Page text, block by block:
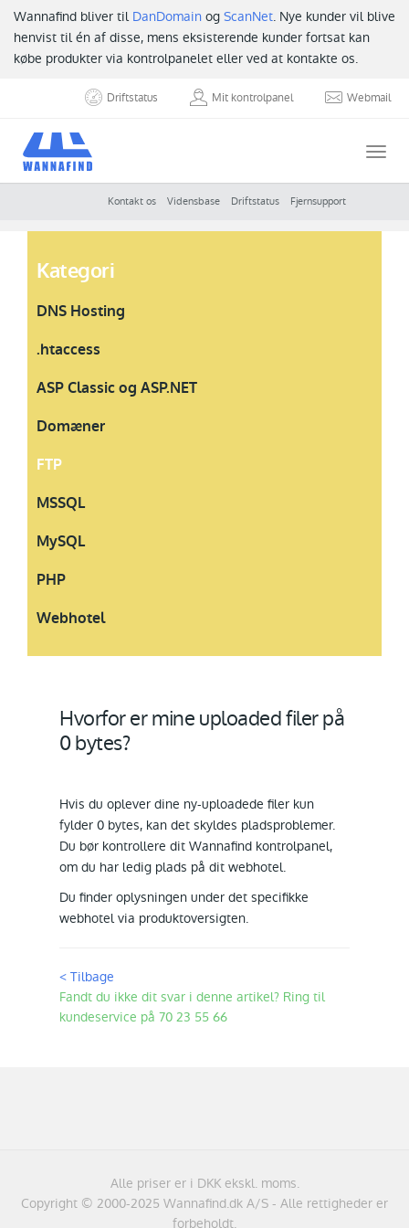
Wannafind bliver til DanDomain og ScanNet. Nye kunder vil blive
henvist til én af disse, mens eksisterende kunder fortsat kan
købe produkter via kontrolpanelet eller ved at kontakte os.
Driftstatus Mit kontrolpanel Webmail
Kontakt os Vidensbase Driftstatus Fjernsupport
Kategori
DNS Hosting
.htaccess
ASP Classic og ASP.NET
Domæner
FTP
MSSQL
MySQL
PHP
Webhotel
Hvorfor er mine uploaded filer på
0 bytes?
Hvis du oplever dine ny-uploadede filer kun
fylder 0 bytes, kan det skyldes pladsproblemer.
Du bør kontrollere dit Wannafind kontrolpanel,
om du har ledig plads på dit webhotel.
Du finder oplysningen under det specifikke
webhotel via produktoversigten.
< Tilbage
Fandt du ikke dit svar i denne artikel? Ring til
kundeservice på 70 23 55 66
Alle priser er i DKK ekskl. moms.
Copyright © 2000-2025 Wannafind.dk A/S - Alle rettigheder er
forbeholdt.